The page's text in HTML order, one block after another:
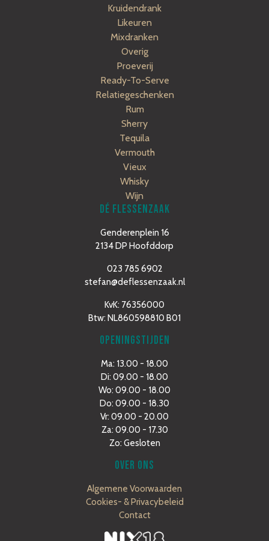
Kruidendrank
Likeuren
Mixdranken
Overig
Proeverij
Ready-To-Serve
Relatiegeschenken
Rum
Sherry
Tequila
Vermouth
Vieux
Whisky
Wijn
DÉ FLESSENZAAK
Genderenplein 16
2134 DP Hoofddorp
023 785 6902
stefan@deflessenzaak.nl
KvK: 76356000
Btw: NL860598810 B01
OPENINGSTIJDEN
Ma: 13.00 - 18.00
Di: 09.00 - 18.00
Wo: 09.00 - 18.00
Do: 09.00 - 18.30
Vr: 09.00 - 20.00
Za: 09.00 - 17.30
Zo: Gesloten
OVER ONS
Algemene Voorwaarden
Cookies- & Privacybeleid
Contact